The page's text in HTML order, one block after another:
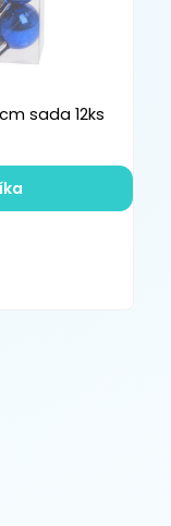
sada 12ks